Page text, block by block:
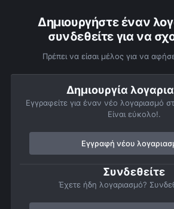
Δημιουργήστε έναν
συνδεθείτε για να
Πρέπει να είσαι μέλος για να
Δημιουργία
Εγγραφείτε για έναν νέο λογαριασμό
Είναι εύκολο!.
Εγγραφή νέου
Συνδεθείτε
Έχετε ήδη λογαριασμό?